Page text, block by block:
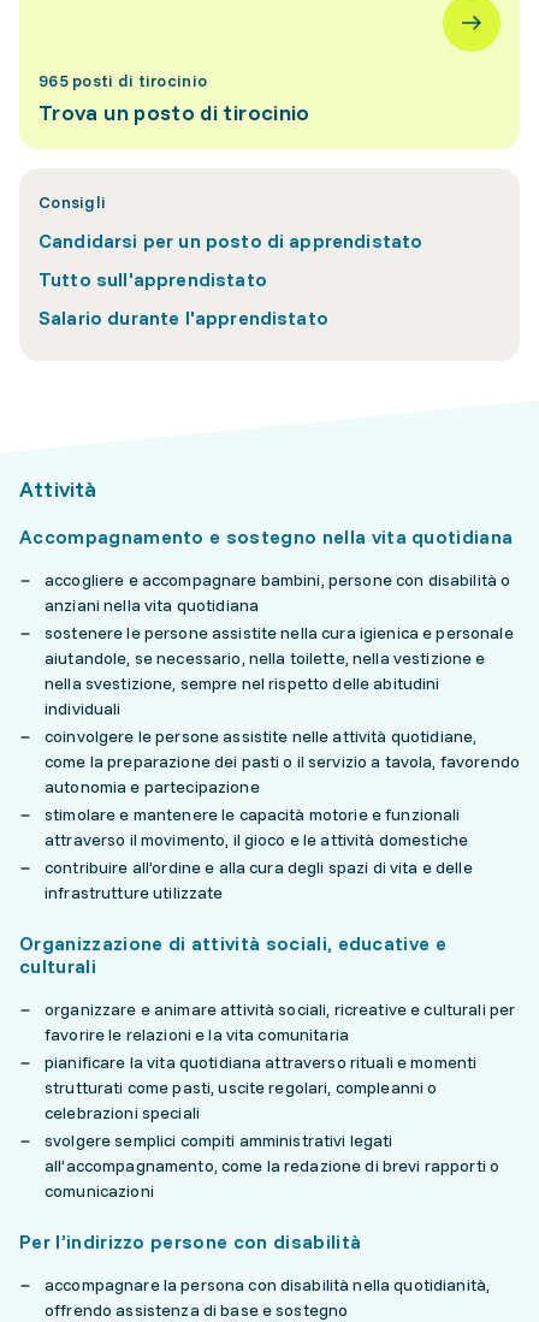
965 posti di tirocinio
Trova un posto di tirocinio
Consigli
Candidarsi per un posto di apprendistato
Tutto sull'apprendistato
Salario durante l'apprendistato
Attività
Accompagnamento e sostegno nella vita quotidiana
accogliere e accompagnare bambini, persone con disabilità o
anziani nella vita quotidiana
sostenere le persone assistite nella cura igienica e personale
aiutandole, se necessario, nella toilette, nella vestizione e
nella svestizione, sempre nel rispetto delle abitudini
individuali
coinvolgere le persone assistite nelle attività quotidiane,
come la preparazione dei pasti o il servizio a tavola, favorendo
autonomia e partecipazione
stimolare e mantenere le capacità motorie e funzionali
attraverso il movimento, il gioco e le attività domestiche
contribuire all’ordine e alla cura degli spazi di vita e delle
infrastrutture utilizzate
Organizzazione di attività sociali, educative e
culturali
organizzare e animare attività sociali, ricreative e culturali per
favorire le relazioni e la vita comunitaria
pianificare la vita quotidiana attraverso rituali e momenti
strutturati come pasti, uscite regolari, compleanni o
celebrazioni speciali
svolgere semplici compiti amministrativi legati
all’accompagnamento, come la redazione di brevi rapporti o
comunicazioni
Per l’indirizzo persone con disabilità
accompagnare la persona con disabilità nella quotidianità,
offrendo assistenza di base e sostegno